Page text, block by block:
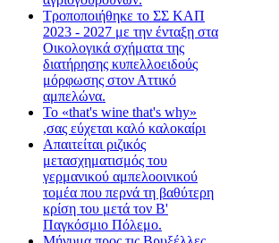
Τροποποιήθηκε το ΣΣ ΚΑΠ
2023 - 2027 με την ένταξη στα
Οικολογικά σχήματα της
διατήρησης κυπελλοειδούς
μόρφωσης στον Αττικό
αμπελώνα.
Το «that's wine that's why»
,σας εύχεται καλό καλοκαίρι
Απαιτείται ριζικός
μετασχηματισμός του
γερμανικού αμπελοοινικού
τομέα που περνά τη βαθύτερη
κρίση του μετά τον Β'
Παγκόσμιο Πόλεμο.